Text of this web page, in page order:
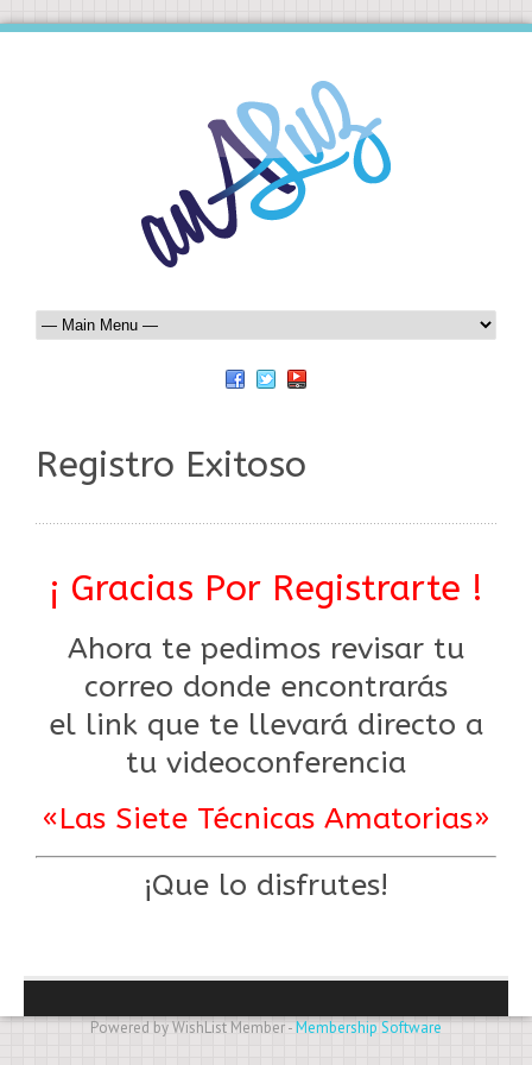
Registro Exitoso
¡ Gracias Por Registrarte !
Ahora te pedimos revisar tu
correo donde encontrarás
el link que te llevará directo a
tu videoconferencia
«Las Siete Técnicas Amatorias»
¡Que lo disfrutes!
Powered by WishList Member -Membership Software